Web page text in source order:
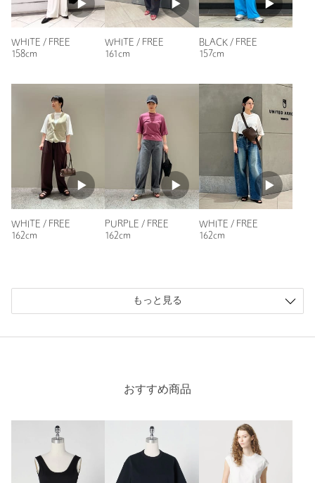
性別：女性
身長：
3人が参考になったと回答
参考になった
ニックネーム： きいたん
投稿日： 2026年6月2日
娘が希望していた型や色にこれだと思い購入して渡したところ
2人が参考になったと回答
参考になった
WHITE / FREE
158cm
WHITE / FREE
161cm
BLACK / FREE
157cm
WHITE / FREE
162cm
PURPLE / FREE
162cm
WHITE / FREE
162cm
もっと見る
おすすめ商品